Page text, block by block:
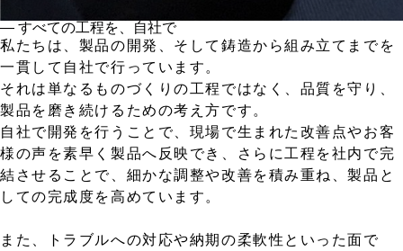
― すべての工程を、自社で
私たちは、製品の開発、そして鋳造から組み立てまでを
一貫して自社で行っています。
それは単なるものづくりの工程ではなく、品質を守り、
製品を磨き続けるための考え方です。
自社で開発を行うことで、現場で生まれた改善点やお客
様の声を素早く製品へ反映でき、さらに工程を社内で完
結させることで、細かな調整や改善を積み重ね、製品と
しての完成度を高めています。
また、トラブルへの対応や納期の柔軟性といった面で